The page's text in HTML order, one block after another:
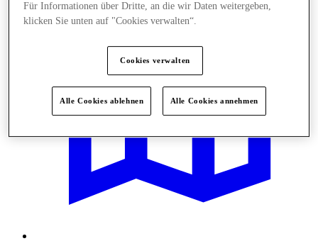
Für Informationen über Dritte, an die wir Daten weitergeben,
klicken Sie unten auf "Cookies verwalten“.
Cookies verwalten
Alle Cookies ablehnen Alle Cookies annehmen